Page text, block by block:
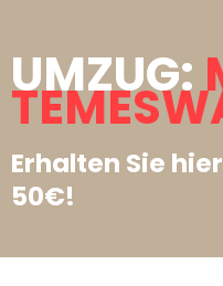
UMZUG:
Erhalten Sie
50€!